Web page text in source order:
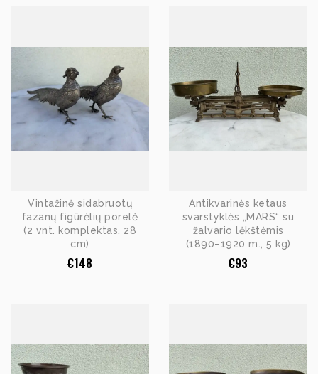
Vintažinė sidabruotų
fazanų figūrėlių porelė
(2 vnt. komplektas, 28
cm)
€148
Antikvarinės ketaus
svarstyklės „MARS“ su
žalvario lėkštėmis
(1890–1920 m., 5 kg)
€93